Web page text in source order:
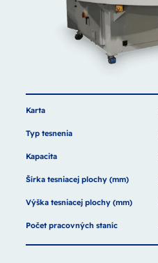
Karta
Typ tesnenia
Kapacita
Šírka tesniacej plochy (mm)
Výška tesniacej plochy (mm)
Počet pracovných staníc